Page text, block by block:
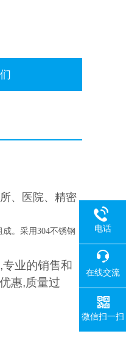
、医院、精密
。采用304不锈钢
,专业的销售和
优惠,质量过
电话
在线交流
微信扫一扫